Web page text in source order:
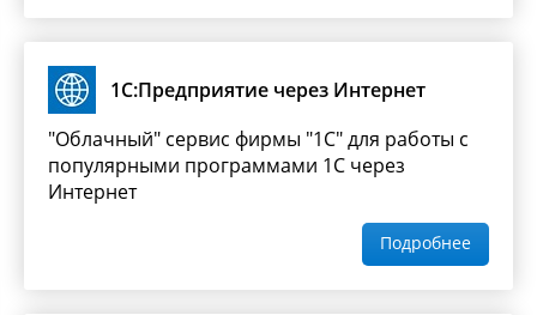
1С:Предприятие через Интернет
"Облачный" сервис фирмы "1С" для работы с
популярными программами 1С через
Интернет
Подробнее